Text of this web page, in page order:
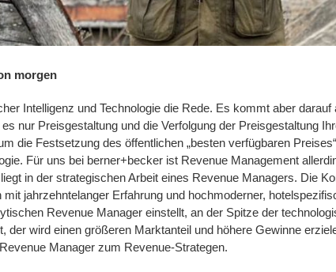
morgen
Intelligenz und Technologie die Rede. Es kommt aber
nur Preisgestaltung und die Verfolgung der Preisgestaltung
die Festsetzung des öffentlichen „besten verfügbaren
Für uns bei berner+becker ist Revenue Management
in der strategischen Arbeit eines Revenue Managers. Die
jahrzehntelanger Erfahrung und hochmoderner,
Revenue Manager einstellt, an der Spitze der
der wird einen größeren Marktanteil und höhere Gewinne
Manager zum Revenue-Strategen.